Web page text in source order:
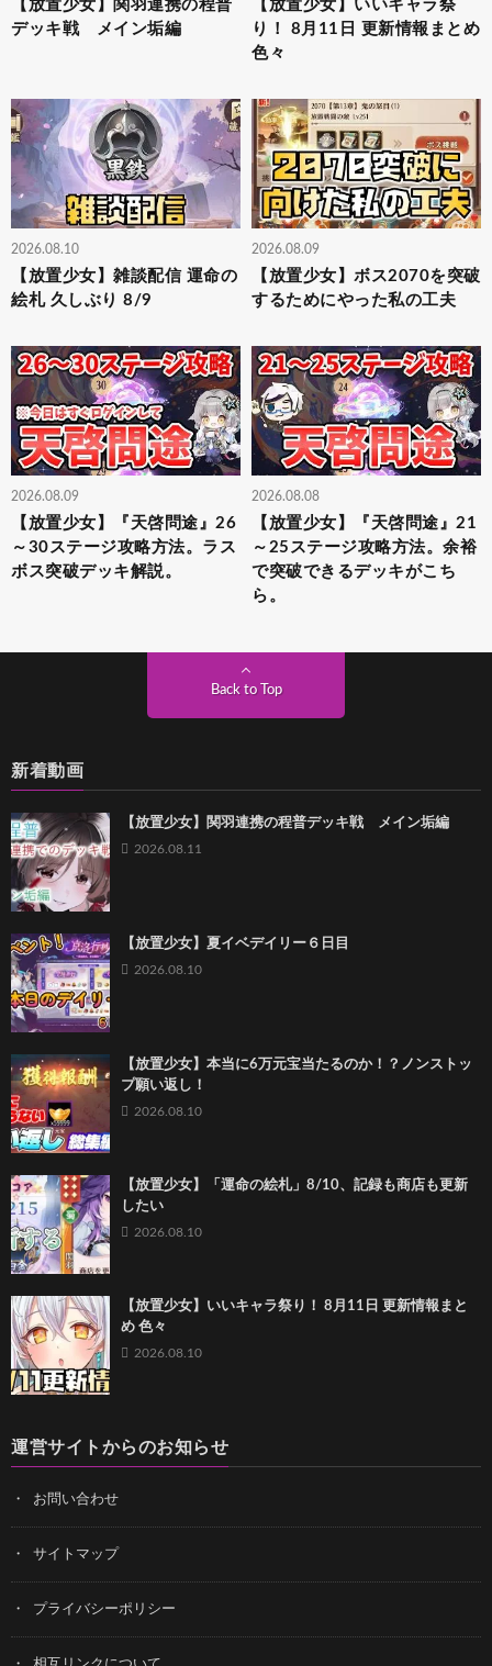
【放置少女】関羽連携の程普
デッキ戦 メイン垢編
【放置少女】いいキャラ祭
り！ 8月11日 更新情報まとめ
色々
2026.08.10
【放置少女】雑談配信 運命の
絵札 久しぶり 8/9
2026.08.09
【放置少女】ボス2070を突破
するためにやった私の工夫
2026.08.09
【放置少女】『天啓問途』26
～30ステージ攻略方法。ラス
ボス突破デッキ解説。
2026.08.08
【放置少女】『天啓問途』21
～25ステージ攻略方法。余裕
で突破できるデッキがこち
ら。
Back to Top
新着動画
【放置少女】関羽連携の程普デッキ戦 メイン垢編
2026.08.11
【放置少女】夏イベデイリー６日目
2026.08.10
【放置少女】本当に6万元宝当たるのか！？ノンストッ
プ願い返し！
2026.08.10
【放置少女】「運命の絵札」8/10、記録も商店も更新
したい
2026.08.10
【放置少女】いいキャラ祭り！ 8月11日 更新情報まと
め 色々
2026.08.10
運営サイトからのお知らせ
お問い合わせ
サイトマップ
プライバシーポリシー